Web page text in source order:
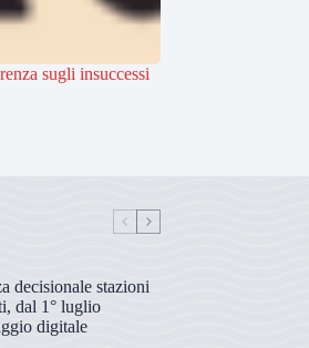
sugli insuccessi
decisionale stazioni
dal 1° luglio
digitale